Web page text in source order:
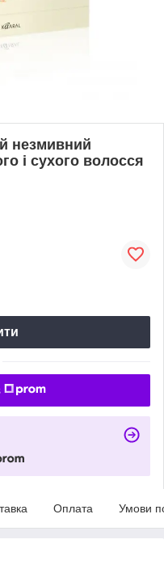
незмивний
і сухого волосся
Оплата Умови